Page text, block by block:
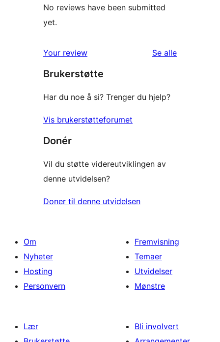
No reviews have been submitted
yet.
Your review Se alleomtalene
Brukerstøtte
Har du noe å si? Trenger du hjelp?
Vis brukerstøtteforumet
Donér
Vil du støtte videreutviklingen av
denne utvidelsen?
Doner til denne utvidelsen
Om
Nyheter
Hosting
Personvern
Fremvisning
Temaer
Utvidelser
Mønstre
Lær
Bli involvert